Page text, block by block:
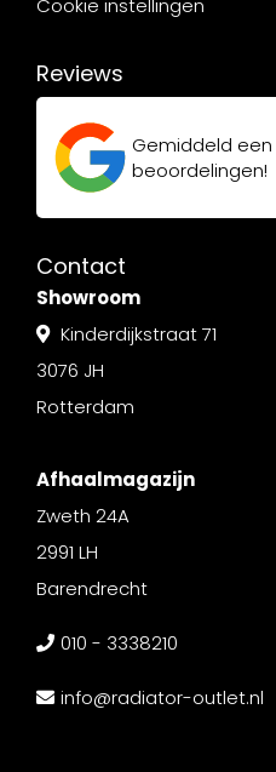
Cookie instellingen
Reviews
Gemiddeld een
beoordelingen!
Contact
Showroom
Kinderdijkstraat 71
3076 JH
Rotterdam
Afhaalmagazijn
Zweth 24A
2991 LH
Barendrecht
010 - 3338210
info@radiator-outlet.nl